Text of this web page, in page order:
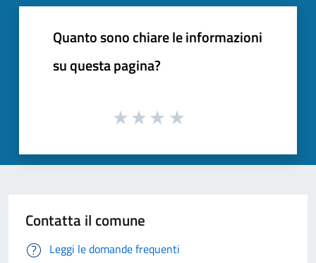
Quanto sono chiare le informazioni
su questa pagina?
Contatta il comune
Leggi le domande frequenti